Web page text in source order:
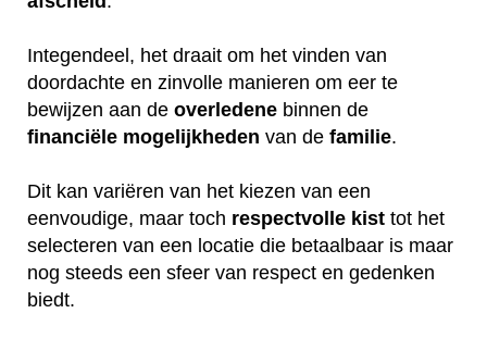
Integendeel, het draait om het vinden van
doordachte en zinvolle manieren om eer te
bewijzen aan de overledene binnen de
financiële mogelijkheden van de familie.
Dit kan variëren van het kiezen van een
eenvoudige, maar toch respectvolle kist tot het
selecteren van een locatie die betaalbaar is maar
nog steeds een sfeer van respect en gedenken
biedt.